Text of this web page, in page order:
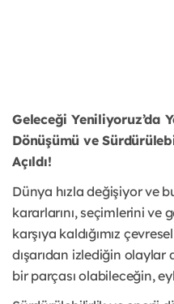
Geleceği Yeniliyoruz’da
Dönüşümü ve
Açıldı!
Dünya hızla değişiyor ve
kararlarını, seçimlerini ve
karşıya kaldığımız
dışarıdan izlediğin
bir parçası olabileceğin,